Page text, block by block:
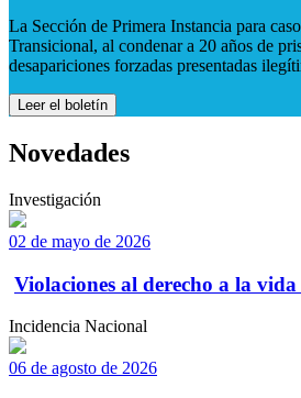
La Sección de Primera Instancia para
Transicional, al condenar a 20 años de
desapariciones forzadas presentadas
Leer el boletín
Novedades
Investigación
02 de mayo de 2026
Violaciones al derecho a la vida
Incidencia Nacional
06 de agosto de 2026